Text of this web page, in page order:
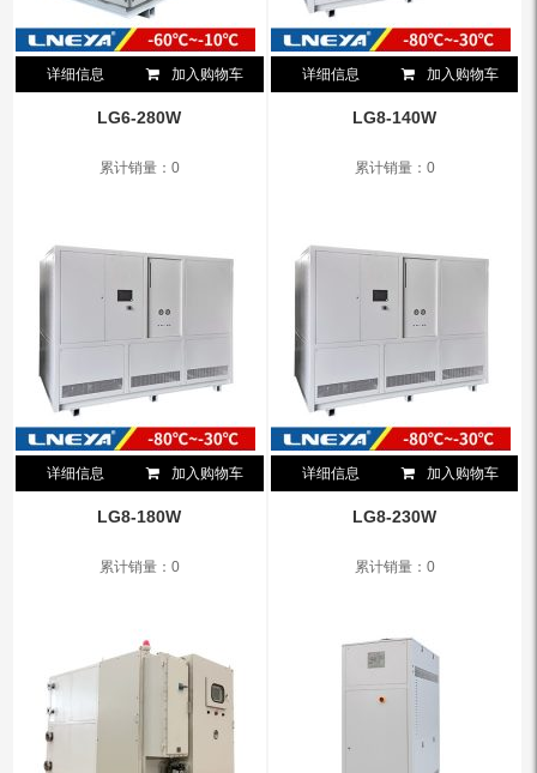
详细信息 加入购物车
LG6-280W
累计销量：0
详细信息 加入购物车
LG8-140W
累计销量：0
详细信息 加入购物车
LG8-180W
累计销量：0
详细信息 加入购物车
LG8-230W
累计销量：0